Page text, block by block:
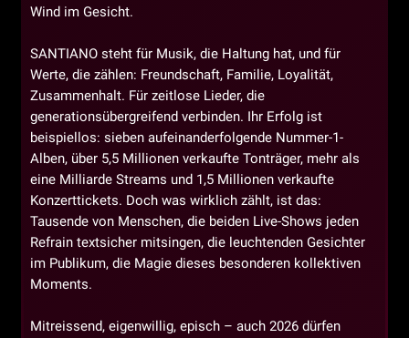
Wind im Gesicht.
SANTIANO steht für Musik, die Haltung hat, und für
Werte, die zählen: Freundschaft, Familie, Loyalität,
Zusammenhalt. Für zeitlose Lieder, die
generationsübergreifend verbinden. Ihr Erfolg ist
beispiellos: sieben aufeinanderfolgende Nummer-1-
Alben, über 5,5 Millionen verkaufte Tonträger, mehr als
eine Milliarde Streams und 1,5 Millionen verkaufte
Konzerttickets. Doch was wirklich zählt, ist das:
Tausende von Menschen, die beiden Live-Shows jeden
Refrain textsicher mitsingen, die leuchtenden Gesichter
im Publikum, die Magie dieses besonderen kollektiven
Moments.
Mitreissend, eigenwillig, episch – auch 2026 dürfen